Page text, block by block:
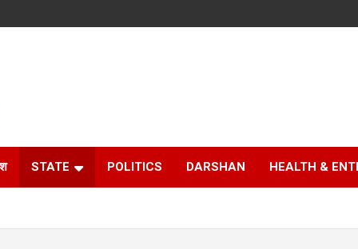
STATE POLITICS DARSHAN HEALTH &